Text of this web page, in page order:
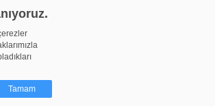
Tamam